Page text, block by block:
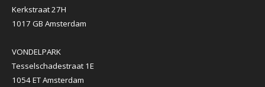
Kerkstraat 27H
1017 GB Amsterdam
VONDELPARK
Tesselschadestraat 1E
1054 ET Amsterdam